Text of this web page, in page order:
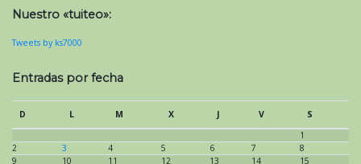
Nuestro «tuiteo»:
Tweets by ks7000
Entradas por fecha
D L M X J V
S
1
2
3 4 5 6 7
8
9
10 11 12 13 14
15